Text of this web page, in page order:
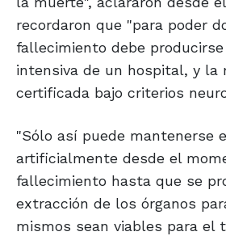
recordaron que "para poder
fallecimiento debe
intensiva de un hospital, y la
certificada bajo criterios
"Sólo así puede mantenerse
artificialmente desde el
fallecimiento hasta que se
extracción de los órganos
mismos sean viables para el